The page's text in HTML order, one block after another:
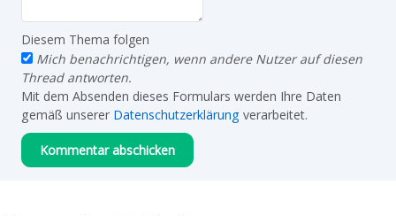
Diesem Thema folgen
Mich benachrichtigen, wenn andere Nutzer auf diesen
Thread antworten.
Mit dem Absenden dieses Formulars werden Ihre Daten
gemäß unserer Datenschutzerklärung verarbeitet.